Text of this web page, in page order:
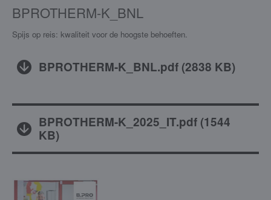
BPROTHERM-K_BNL
Spijs op reis: kwaliteit voor de hoogste behoeften.
BPROTHERM-K_BNL.pdf (2838 KB)
BPROTHERM-K_2025_IT.pdf(1544
KB)